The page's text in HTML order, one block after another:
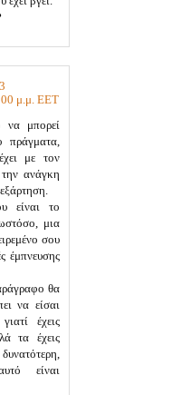
μ.μ. EET
να μπορεί
πράγματα,
με τον
την ανάγκη
είναι το
μια
σου
έμπνευσης
θα
να είσαι
έχεις
τα έχεις
είναι